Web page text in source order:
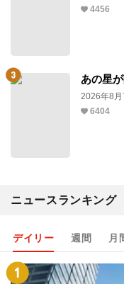
4456
あの星
2026年8
6404
ニュースランキング
デイリー 週間 月